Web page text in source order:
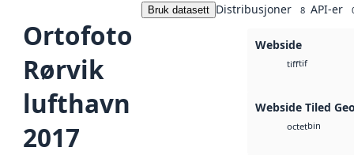
Ortofoto
Rørvik
lufthavn
2017
Bruk datasett Distribusjoner 8 API-er
Webside
tifftif
Webside Tiled
octetbin